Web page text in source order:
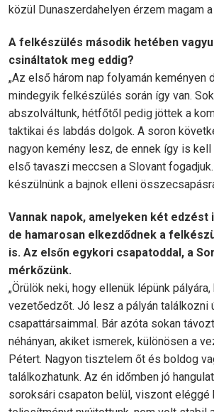
közül Dunaszerdahelyen érzem magam a
A felkészülés második hetében
csináltatok meg eddig?
„Az első három nap folyamán keményen
mindegyik felkészülés során így van.
abszolváltunk, hétfőtől pedig jöttek a
taktikai és labdás dolgok. A soron
nagyon kemény lesz, de ennek így is
első tavaszi meccsen a Slovant
készülnünk a bajnok elleni
Vannak napok, amelyeken két edzést
de hamarosan elkezdődnek a
is. Az elsőn egykori csapatoddal, a
mérkőzünk.
„Örülök neki, hogy ellenük lépünk
vezetőedzőt. Jó lesz a pályán találkozni
csapattársaimmal. Bár azóta sokan
néhányan, akiket ismerek, különösen a
Pétert. Nagyon tisztelem őt és boldog
találkozhatunk. Az én időmben jó
soroksári csapaton belül, viszont eléggé